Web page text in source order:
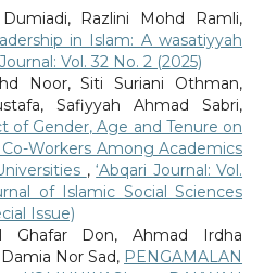
Razlini Mohd Ramli,
in Islam: A wasatiyyah
Vol. 32 No. 2 (2025)
Noor, Siti Suriani Othman,
Safiyyah Ahmad Sabri,
of Gender, Age and Tenure on
Workers Among Academics
,‘Abqari Journal: Vol.
of Islamic Social Sciences
Issue)
Ghafar Don, Ahmad Irdha
Nor Sad, PENGAMALAN